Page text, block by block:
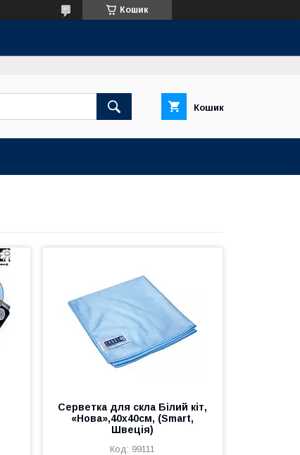
Кошик
Кошик
Серветка для скла Білий кіт,
«Нова»,40х40см, (Smart,
Швеція)
99111